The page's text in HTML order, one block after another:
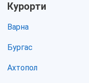
Курорти
Варна
Бургас
Ахтопол